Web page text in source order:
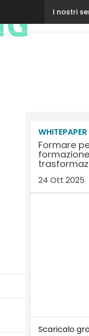
I nostri
Il
WHITEPAPER
Formare
24 Ott 2025
Scaricalo